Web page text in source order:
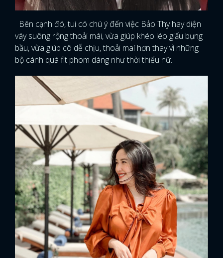
FACEBOOK GOOGLE
Bên cạnh đó, tui có chú ý đến việc Bảo Thy hay diện
váy suông rộng thoải mái, vừa giúp khéo léo giấu bụng
bầu, vừa giúp cô dễ chịu, thoải maí hơn thay vì những
bộ cánh quá fit phom dáng như thời thiếu nữ.